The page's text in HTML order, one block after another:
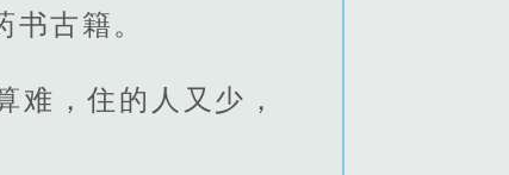
古籍。
难，住的人又少，